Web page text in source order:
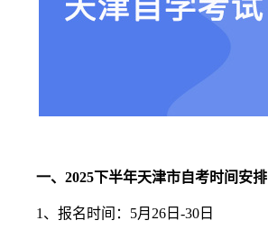
一、2025下半年天津市自考时间安排
1、报名时间：5月26日-30日